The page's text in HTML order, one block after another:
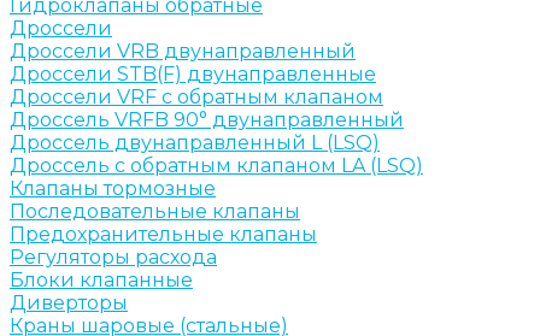
Гидроклапаны обратные
Дроссели
Дроссели VRB двунаправленный
Дроссели STB(F) двунаправленные
Дроссели VRF с обратным клапаном
Дроссель VRFB 90° двунаправленный
Дроссель двунаправленный L (LSQ)
Дроссель с обратным клапаном LA (LSQ)
Клапаны тормозные
Последовательные клапаны
Предохранительные клапаны
Регуляторы расхода
Блоки клапанные
Диверторы
Краны шаровые (стальные)